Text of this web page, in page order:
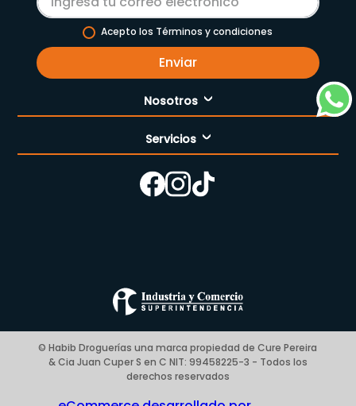
Acepto los Términos y condiciones
Enviar
Nosotros
Nuestra empresa
Cómo comprar
Nuestras tiendas
Términos y condiciones
Preguntas Frecuentes Place to Pay
Politica de privacidad
Blog
Servicios
Enfermería
© Habib Droguerías una marca propiedad de Cure Pereira
& Cia Juan Cuper S en C NIT: 99458225-3 - Todos los
derechos reservados